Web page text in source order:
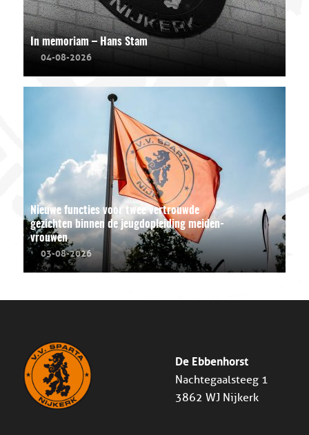
In memoriam – Hans Stam
04-08-2026
Nieuwe functies voor twee vertrouwde
gezichten binnen de jeugdopleiding meiden-
vrouwen
03-08-2026
De Ebbenhorst
Nachtegaalsteeg 1
3862 WJ Nijkerk